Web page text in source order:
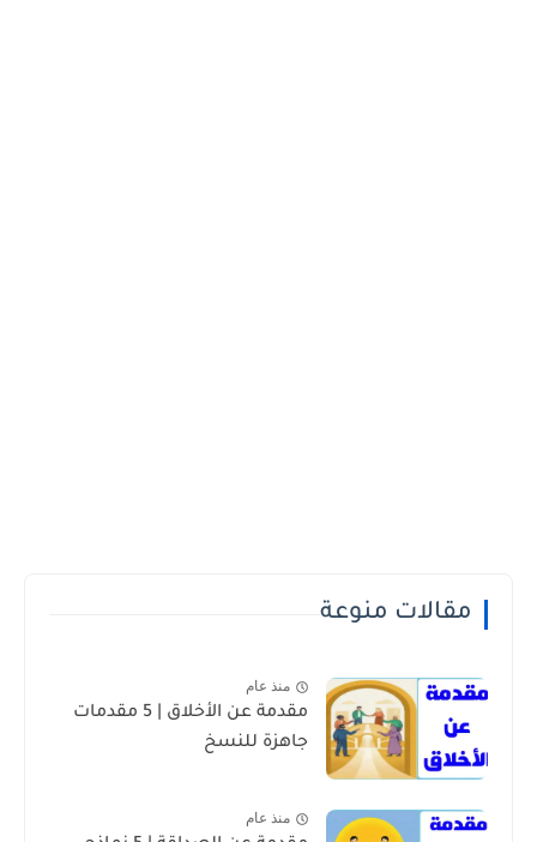
مقالات منوعة
منذ عام
مقدمة عن الأخلاق | 5 مقدمات
جاهزة للنسخ
منذ عام